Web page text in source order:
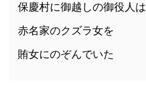
保慶村に御越しの御役人は
赤名家のクズラ女を
賄女にのぞんでいた